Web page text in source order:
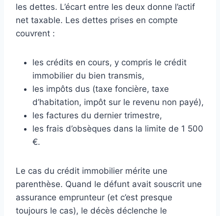
les dettes. L’écart entre les deux donne l’actif
net taxable. Les dettes prises en compte
couvrent :
les crédits en cours, y compris le crédit
immobilier du bien transmis,
les impôts dus (taxe foncière, taxe
d’habitation, impôt sur le revenu non payé),
les factures du dernier trimestre,
les frais d’obsèques dans la limite de 1 500
€.
Le cas du crédit immobilier mérite une
parenthèse. Quand le défunt avait souscrit une
assurance emprunteur (et c’est presque
toujours le cas), le décès déclenche le